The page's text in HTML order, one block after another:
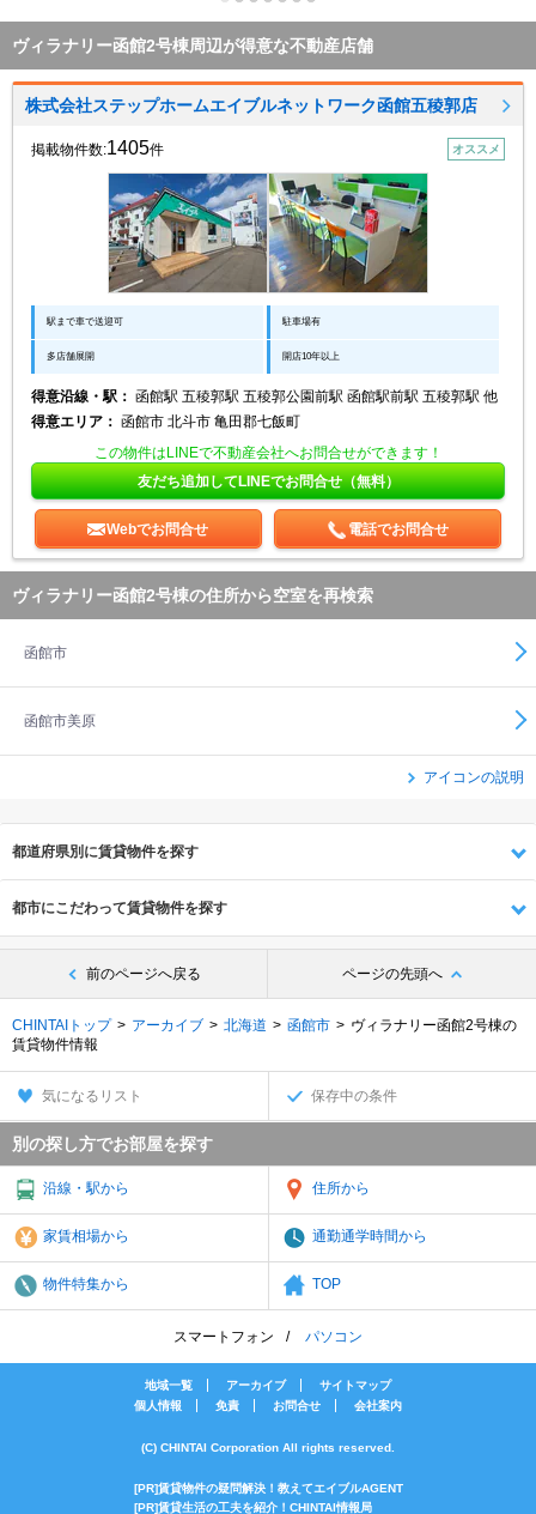
ヴィラナリー函館2号棟周辺が得意な不動産店舗
株式会社ステップホームエイブルネットワーク函館五稜郭店
掲載物件数:1405件 オススメ
駅まで車で送迎可 駐車場有
多店舗展開 開店10年以上
得意沿線・駅： 函館駅 五稜郭駅 五稜郭公園前駅 函館駅前駅 五稜郭駅 他
得意エリア： 函館市 北斗市 亀田郡七飯町
この物件はLINEで不動産会社へお問合せができます！
友だち追加してLINEでお問合せ（無料）
Webでお問合せ 電話でお問合せ
ヴィラナリー函館2号棟の住所から空室を再検索
函館市
函館市美原
アイコンの説明
都道府県別に賃貸物件を探す
都市にこだわって賃貸物件を探す
前のページへ戻る ページの先頭へ
CHINTAIトップ アーカイブ 北海道 函館市
ヴィラナリー函館2号棟の
賃貸物件情報
気になるリスト 保存中の条件
別の探し方でお部屋を探す
沿線・駅から 住所から
家賃相場から 通勤通学時間から
物件特集から TOP
スマートフォン パソコン
地域一覧 アーカイブ
サイトマップ
個人情報
免責 お問合せ 会社案内
(C) CHINTAI Corporation All rights reserved.
[PR]賃貸物件の疑問解決！教えてエイブルAGENT
[PR]賃貸生活の工夫を紹介！CHINTAI情報局